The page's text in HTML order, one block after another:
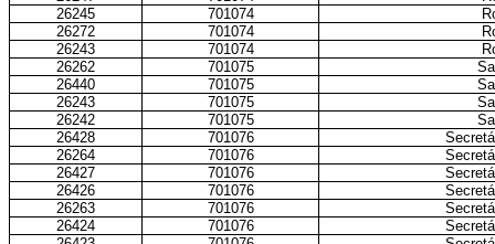
26245
701074
26272
701074
26243
701074
26262
701075
26440
701075
26243
701075
26242
701075
26428
701076
26264
701076
26427
701076
26426
701076
26263
701076
26424
701076